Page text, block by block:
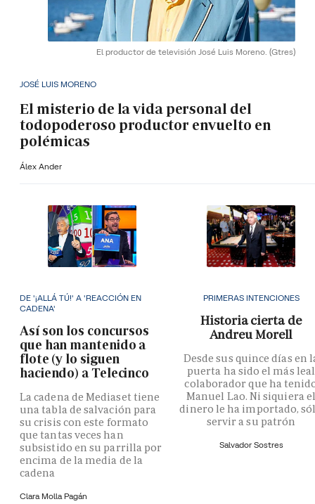
El productor de televisión José Luis Moreno. (Gtres)
JOSÉ LUIS MORENO
El misterio de la vida personal del
todopoderoso productor envuelto en
polémicas
Álex Ander
DE '¡ALLÁ TÚ!' A 'REACCIÓN EN
CADENA'
Así son los concursos
que han mantenido a
flote (y lo siguen
haciendo) a Telecinco
La cadena de Mediaset tiene
una tabla de salvación para
su crisis con este formato
que tantas veces han
subsistido en su parrilla por
encima de la media de la
cadena
Clara Molla Pagán
PRIMERAS INTENCIONES
Historia cierta de
Andreu Morell
Desde sus quince días en
puerta ha sido el más leal
colaborador que ha
Manuel Lao. Ni siquiera
dinero le ha importado,
servir a su patrón
Salvador Sostres